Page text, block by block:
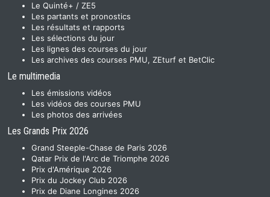
Le Quinté+ / ZE5
Les partants et pronostics
Les résultats et rapports
Les sélections du jour
Les lignes des courses du jour
Les archives des courses PMU, ZEturf et BetClic
Le multimedia
Les émissions vidéos
Les vidéos des courses PMU
Les photos des arrivées
Les Grands Prix 2026
Grand Steeple-Chase de Paris 2026
Qatar Prix de l'Arc de Triomphe 2026
Prix d'Amérique 2026
Prix du Jockey Club 2026
Prix de Diane Longines 2026